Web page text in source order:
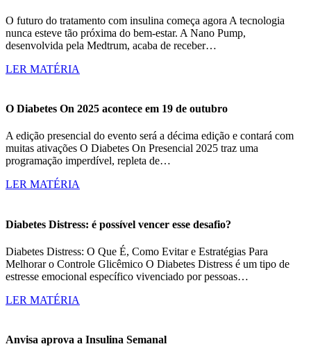
O futuro do tratamento com insulina começa agora A tecnologia
nunca esteve tão próxima do bem-estar. A Nano Pump,
desenvolvida pela Medtrum, acaba de receber…
LER MATÉRIA
O Diabetes On 2025 acontece em 19 de outubro
A edição presencial do evento será a décima edição e contará com
muitas ativações O Diabetes On Presencial 2025 traz uma
programação imperdível, repleta de…
LER MATÉRIA
Diabetes Distress: é possível vencer esse desafio?
Diabetes Distress: O Que É, Como Evitar e Estratégias Para
Melhorar o Controle Glicêmico O Diabetes Distress é um tipo de
estresse emocional específico vivenciado por pessoas…
LER MATÉRIA
Anvisa aprova a Insulina Semanal